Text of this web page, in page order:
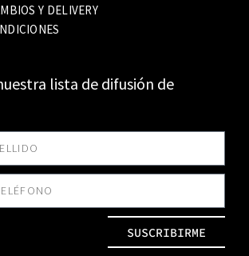
Y DELIVERY
lista de difusión de
SUSCRIBIRME